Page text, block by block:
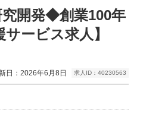
究開発◆創業100年
ービス求人】
日：2026年6月8日 求人ID：40230563